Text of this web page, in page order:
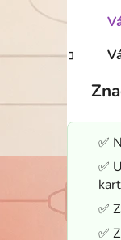
✅
✅
✅
✅